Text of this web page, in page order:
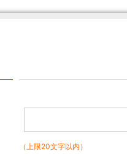
（上限20文字以内）